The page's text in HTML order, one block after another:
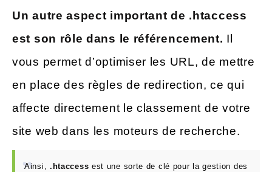
Un autre aspect important de .htaccess
est son rôle dans le référencement. Il
vous permet d’optimiser les URL, de mettre
en place des règles de redirection, ce qui
affecte directement le classement de votre
site web dans les moteurs de recherche.
Ainsi, .htaccess est une sorte de clé pour la gestion des